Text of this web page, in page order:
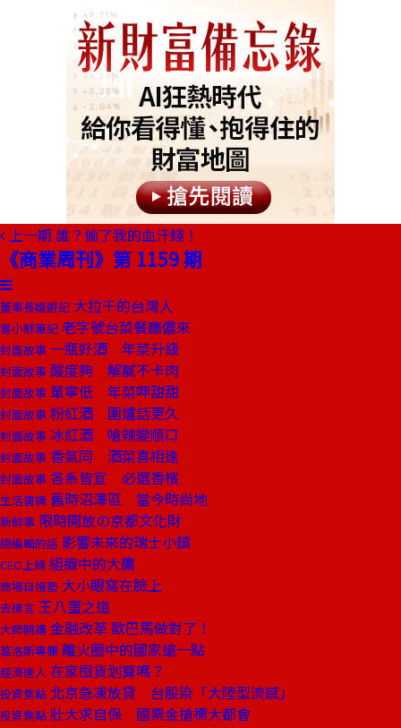
上一期 誰？偷了我的血汗錢！
《商業周刊》第 1159 期
董事長嬉遊記 大拉干的台灣人
嘗小鮮筆記 老字號台菜餐廳儂來
封面故事 一瓶好酒 年菜升級
封面故事 酸度夠 解膩不卡肉
封面故事 單寧低 年菜呷甜甜
封面故事 粉紅酒 圍爐話更久
封面故事 冰紅酒 嗆辣變順口
封面故事 香氣同 酒菜喜相逢
封面故事 各系皆宜 必選香檳
生活書摘 舊時沼澤區 當今時尚地
新鮮事 限時開放の京都文化財
總編輯的話 影響未來的瑞士小鎮
CEO上線 組織中的大鷹
商場自慢塾 大小眼寫在臉上
去梯言 王八蛋之道
大師開講 金融改革 歐巴馬做對了！
葛洛斯專欄 離火圈中的國家遠一點
經濟達人 在家囤貨划算嗎？
投資焦點 北京急凍放貸 台股染「大陸型流感」
投資焦點 壯大求自保 國票金搶標大都會